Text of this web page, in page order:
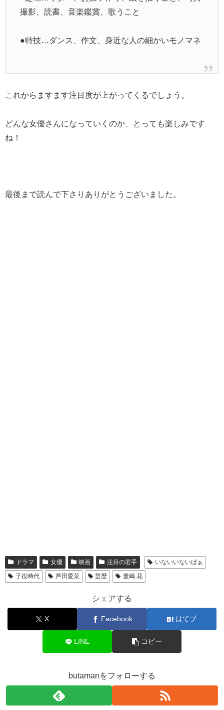
撮影、読書、音楽鑑賞、歌うこと
●特技…ダンス、作文、身近な人の細かいモノマネ
これからますます注目度が上がってくるでしょう。
どんな女優さんになっていくのか、とっても楽しみです
ね！
最後まで読んで下さりありがとうございました。
ドラマ 女優 映画 注目の若手
いないいないばぁ
子役時代
芦田愛菜 芸歴 豊嶋 花
シェアする
X Facebook はてブ
LINE コピー
butamanをフォローする